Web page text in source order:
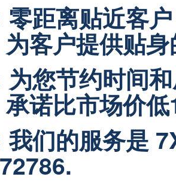
距离贴近客
客户提供贴
您节约时间
诺比市场价
们的服务是